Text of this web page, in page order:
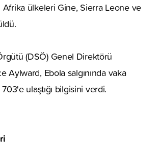
Afrika ülkeleri Gine, Sierra Leone ve
(DSÖ) Genel Direktörü
Aylward, Ebola salgınında vaka
703'e ulaştığı bilgisini verdi.